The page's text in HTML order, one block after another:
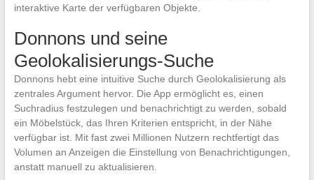
interaktive Karte der verfügbaren Objekte.
Donnons und seine
Geolokalisierungs-Suche
Donnons hebt eine intuitive Suche durch Geolokalisierung als
zentrales Argument hervor. Die App ermöglicht es, einen
Suchradius festzulegen und benachrichtigt zu werden, sobald
ein Möbelstück, das Ihren Kriterien entspricht, in der Nähe
verfügbar ist. Mit fast zwei Millionen Nutzern rechtfertigt das
Volumen an Anzeigen die Einstellung von Benachrichtigungen,
anstatt manuell zu aktualisieren.